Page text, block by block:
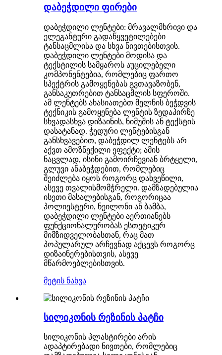
დაბეჭდილი ფირები
დაბეჭდილი ლენტები: მრავალმხრივი და
ელეგანტური გადაწყვეტილებები
ტანსაცმლისა და სხვა ნივთებისთვის.
დაბეჭდილი ლენტები მოდისა და
ტექსტილის სამყაროს აუცილებელი
კომპონენტებია, რომლებიც ფართო
სპექტრის გამოყენებას გვთავაზობენ,
განსაკუთრებით ტანსაცმლის სფეროში.
ამ ლენტებს ახასიათებთ მელნის ბეჭდვის
ტექნიკის გამოყენება ლენტის ზედაპირზე
სხვადასხვა დიზაინის, ნიმუშის ან ტექსტის
დასატანად. ჭედური ლენტებისგან
განსხვავებით, დაბეჭდილ ლენტებს არ
აქვთ ამოზნექილი ეფექტი; ამის
ნაცვლად, ისინი გამოირჩევიან ბრტყელი,
გლუვი ანაბეჭდებით, რომლებიც
შეიძლება იყოს როგორც დახვეწილი,
ასევე თვალისმომჭრელი. დამზადებულია
ისეთი მასალებისგან, როგორიცაა
პოლიესტერი, ნეილონი ან ბამბა,
დაბეჭდილი ლენტები აერთიანებს
ფუნქციონალურობას ესთეტიკურ
მიმზიდველობასთან, რაც მათ
პოპულარულ არჩევნად აქცევს როგორც
დიზაინერებისთვის, ასევე
მწარმოებლებისთვის.
მეტის ნახვა
სილიკონის რეზინის პატჩი
სილიკონის პლასტირები არის
ადაპტირებადი ნივთები, რომლებიც